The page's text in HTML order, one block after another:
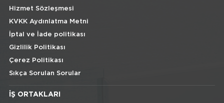
Hizmet Sözleşmesi
KVKK Aydınlatma Metni
İptal ve İade politikası
Gizlilik Politikası
Çerez Politikası
Sıkça Sorulan Sorular
İŞ ORTAKLARI